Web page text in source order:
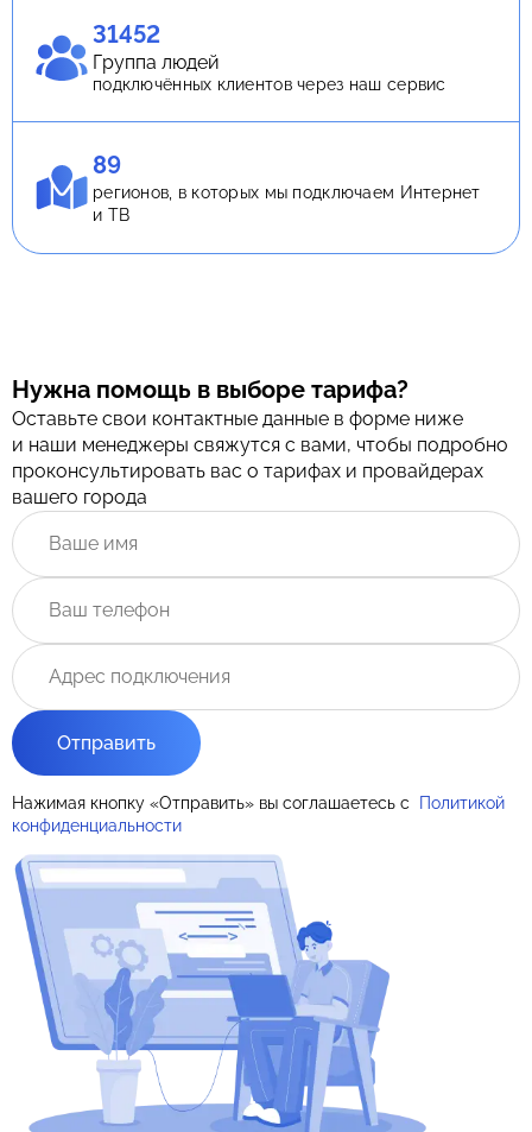
31452
Группа людей
подключённых клиентов через наш сервис
89
регионов, в которых мы подключаем Интернет
и ТВ
Нужна помощь в выборе тарифа?
Оставьте свои контактные данные в форме ниже
и наши менеджеры свяжутся с вами, чтобы подробно
проконсультировать вас о тарифах и провайдерах
вашего города
Отправить
Нажимая кнопку «Отправить» вы соглашаетесь с
Политикой
конфиденциальности